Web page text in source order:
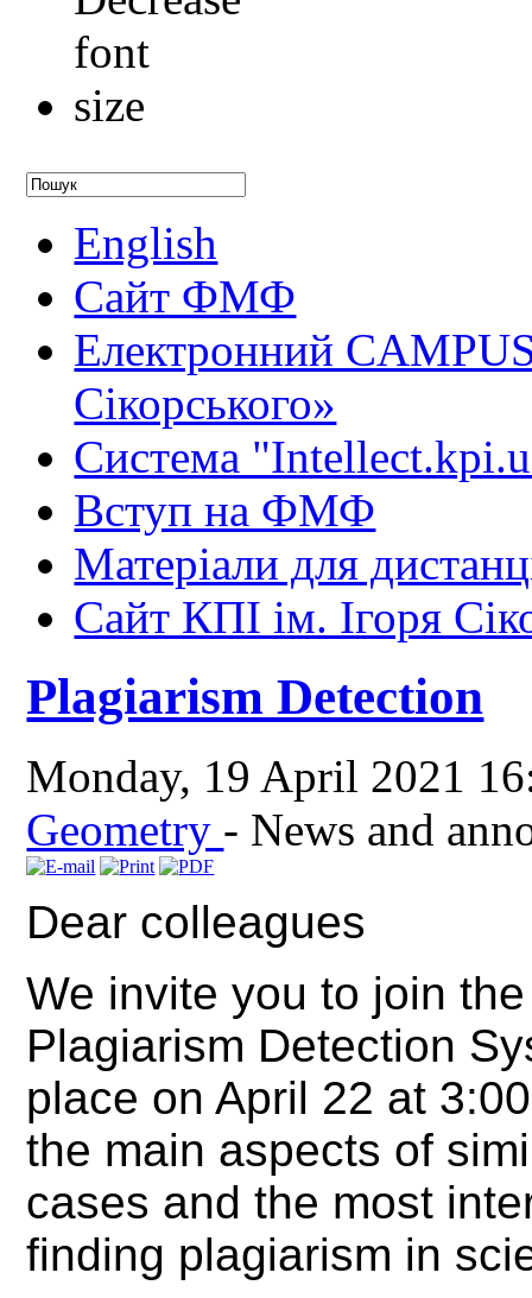
English
Сайт ФМФ
Електронний
Сікорського»
Система
Вступ на ФМФ
Матеріали для
Сайт КПІ ім. Ігоря
Plagiarism Detection
Monday, 19 April 2021
Geometry - News and
Dear colleagues
We invite you to join
Plagiarism Detection
place on April 22 at
the main aspects of
cases and the most
finding plagiarism in